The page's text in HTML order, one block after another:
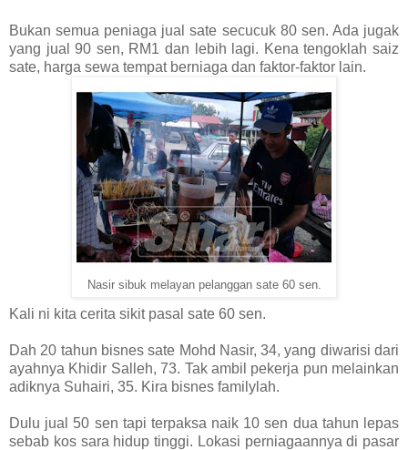
Bukan semua peniaga jual sate secucuk 80 sen. Ada jugak
yang jual 90 sen, RM1 dan lebih lagi. Kena tengoklah saiz
sate, harga sewa tempat berniaga dan faktor-faktor lain.
Nasir sibuk melayan pelanggan sate 60 sen.
Kali ni kita cerita sikit pasal sate 60 sen.
Dah 20 tahun bisnes sate Mohd Nasir, 34, yang diwarisi dari
ayahnya Khidir Salleh, 73. Tak ambil pekerja pun melainkan
adiknya Suhairi, 35. Kira bisnes familylah.
Dulu jual 50 sen tapi terpaksa naik 10 sen dua tahun lepas
sebab kos sara hidup tinggi. Lokasi perniagaannya di pasar